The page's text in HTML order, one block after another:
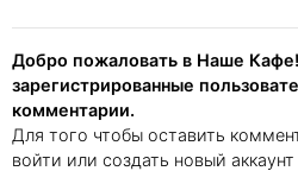
Добро пожаловать в Наше
зарегистрированные
комментарии.
Для того чтобы оставить
войти или создать новый аккаунт